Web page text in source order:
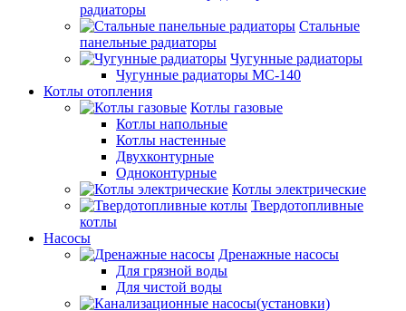
радиаторы
Стальные
панельные радиаторы
Чугунные радиаторы
Чугунные радиаторы МС-140
Котлы отопления
Котлы газовые
Котлы напольные
Котлы настенные
Двухконтурные
Одноконтурные
Котлы электрические
Твердотопливные
котлы
Насосы
Дренажные насосы
Для грязной воды
Для чистой воды